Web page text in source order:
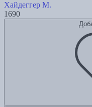
Хайдеггер М.
1690